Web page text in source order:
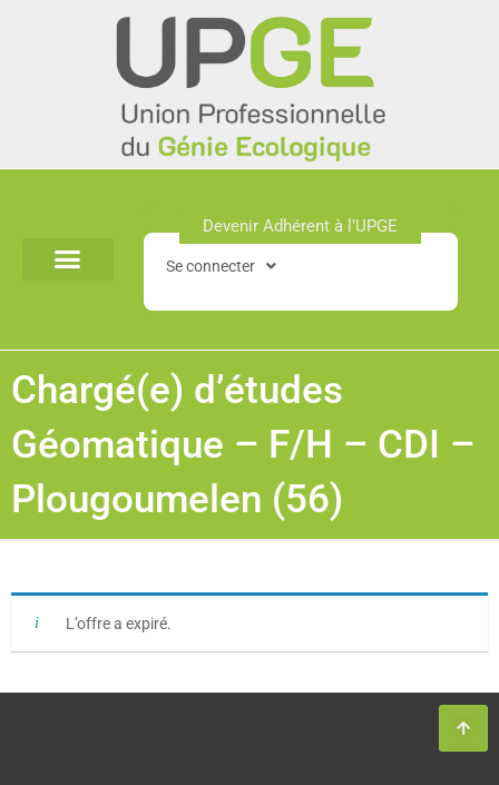
Devenir Adhérent à l'UPGE​
Se connecter
Chargé(e) d’études
Géomatique – F/H – CDI –
Plougoumelen (56)
L’offre a expiré.